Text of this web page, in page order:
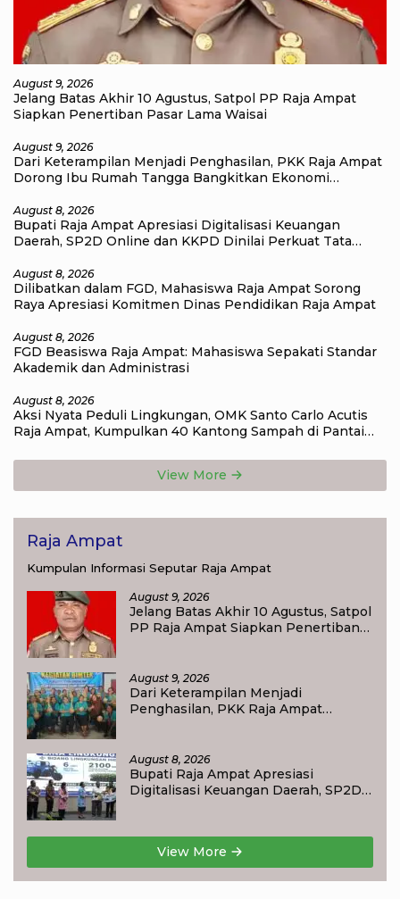
August 9, 2026
Jelang Batas Akhir 10 Agustus, Satpol PP Raja Ampat
Siapkan Penertiban Pasar Lama Waisai
August 9, 2026
Dari Keterampilan Menjadi Penghasilan, PKK Raja Ampat
Dorong Ibu Rumah Tangga Bangkitkan Ekonomi
August 8, 2026
Bupati Raja Ampat Apresiasi Digitalisasi Keuangan
Daerah, SP2D Online dan KKPD Dinilai Perkuat Tata
August 8, 2026
Dilibatkan dalam FGD, Mahasiswa Raja Ampat Sorong
Raya Apresiasi Komitmen Dinas Pendidikan Raja Ampat
August 8, 2026
FGD Beasiswa Raja Ampat: Mahasiswa Sepakati Standar
Akademik dan Administrasi
August 8, 2026
Aksi Nyata Peduli Lingkungan, OMK Santo Carlo Acutis
Raja Ampat, Kumpulkan 40 Kantong Sampah di Pantai
View More
Raja Ampat
Kumpulan Informasi Seputar Raja Ampat
August 9, 2026
Jelang Batas Akhir 10 Agustus, Satpol
PP Raja Ampat Siapkan Penertiban
August 9, 2026
Dari Keterampilan Menjadi
Penghasilan, PKK Raja Ampat
August 8, 2026
Bupati Raja Ampat Apresiasi
Digitalisasi Keuangan Daerah, SP2D
View More